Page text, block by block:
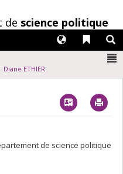
de science politique
Liens
Langues
Diane ETHIER
Vcard
de science politique